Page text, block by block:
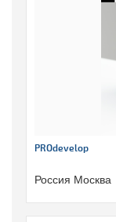
PROdevelop
Россия Москва